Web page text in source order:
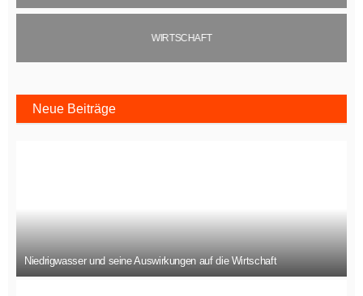
WIRTSCHAFT
Neue Beiträge
Niedrigwasser und seine Auswirkungen auf die Wirtschaft